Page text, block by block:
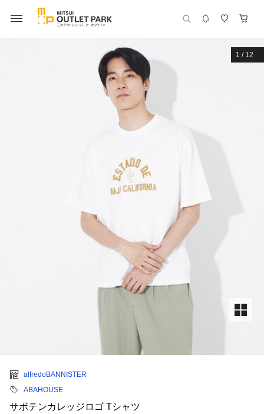
1 / 12
alfredoBANNISTER
ABAHOUSE
サボテンカレッジロゴ Tシャツ